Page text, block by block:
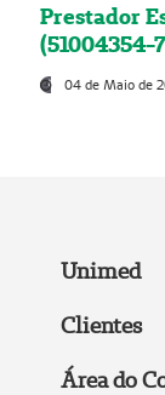
Prestador
(51004354-
04 de Maio de
Unimed
Clientes
Área do